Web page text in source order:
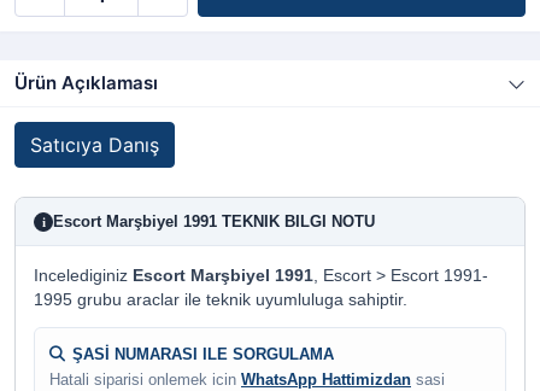
Ürün Açıklaması
Satıcıya Danış
i Escort Marşbiyel 1991 TEKNIK BILGI NOTU
Incelediginiz Escort Marşbiyel 1991, Escort > Escort 1991-
1995 grubu araclar ile teknik uyumluluga sahiptir.
ŞASİ NUMARASI ILE SORGULAMA
Hatali siparisi onlemek icin WhatsApp Hattimizdan sasi